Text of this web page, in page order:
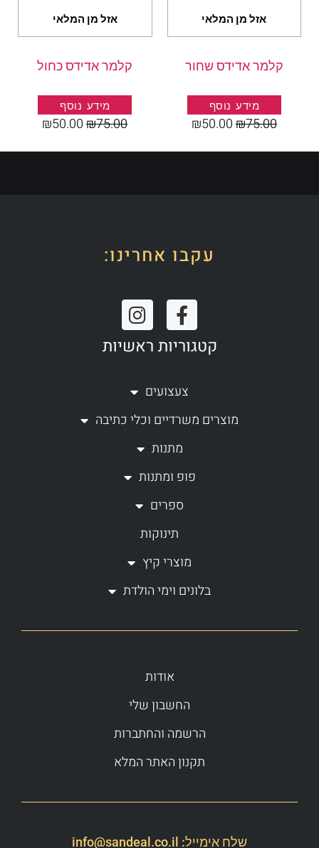
אזל מן המלאי
קלמר אדידס שחור
מידע נוסף
₪75.00
₪50.00
אזל מן המלאי
קלמר אדידס כחול
מידע נוסף
₪75.00
₪50.00
עקבו אחרינו:
F
a
c
b
o
k
f
I
n
s
a
r
a
קטגוריות ראשיות
צעצועים
מוצרים משרדיים וכלי כתיבה
מתנות
פופ ומתנות
ספרים
תינוקות
מוצרי קיץ
בלונים וימי הולדת
אודות
החשבון שלי
הרשמה והחתברות
תקנון האתר המלא
שלח אימייל: info@sandeal.co.il